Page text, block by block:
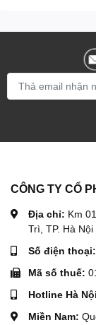
CÔNG TY CỔ
Địa chỉ: Km
Trì, TP. Hà Nội
Số điện thoại:
Mã số thuế:
Hotline Hà
Miền Nam: